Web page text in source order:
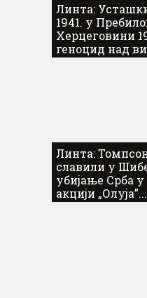
Линта:
1941. у
Херцеговини
геноцид над
Линта:
славили у
убијање Срба
акцији „Олуја”...